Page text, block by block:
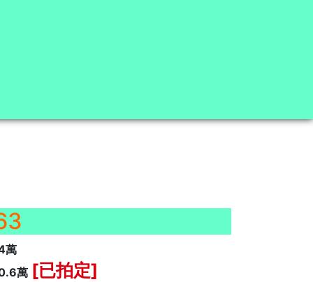
萬
萬 [已拍定]